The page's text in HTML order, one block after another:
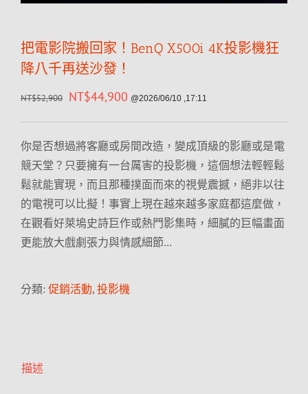
把電影院搬回家！BenQ X500i 4K投影機狂
降八千再送沙發！
NT$52,900 NT$44,900 @2026/06/10 ,17:11
你是否想過將客廳或房間改造，變成頂級的影廳或是電
競天堂？只要擁有一台厲害的投影機，這個想法輕輕鬆
鬆就能實現，而且那種撲面而來的視覺震撼，絕非以往
的電視可以比擬！事實上現在越來越多家庭都這麼做，
在觀看好萊塢史詩巨作或熱門影集時，細膩的巨幅畫面
更能放大戲劇張力與情感細節…
分類: 促銷活動, 投影機
描述